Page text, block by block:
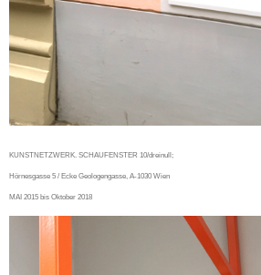
KUNSTNETZWERK. SCHAUFENSTER 10/dreinull;
Hörnesgasse 5 / Ecke Geologengasse, A-1030 Wien
MAI 2015 bis Oktober 2018